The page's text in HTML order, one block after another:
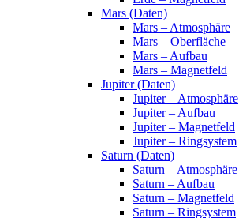
Mars (Daten)
Mars – Atmosphäre
Mars – Oberfläche
Mars – Aufbau
Mars – Magnetfeld
Jupiter (Daten)
Jupiter – Atmosphäre
Jupiter – Aufbau
Jupiter – Magnetfeld
Jupiter – Ringsystem
Saturn (Daten)
Saturn – Atmosphäre
Saturn – Aufbau
Saturn – Magnetfeld
Saturn – Ringsystem